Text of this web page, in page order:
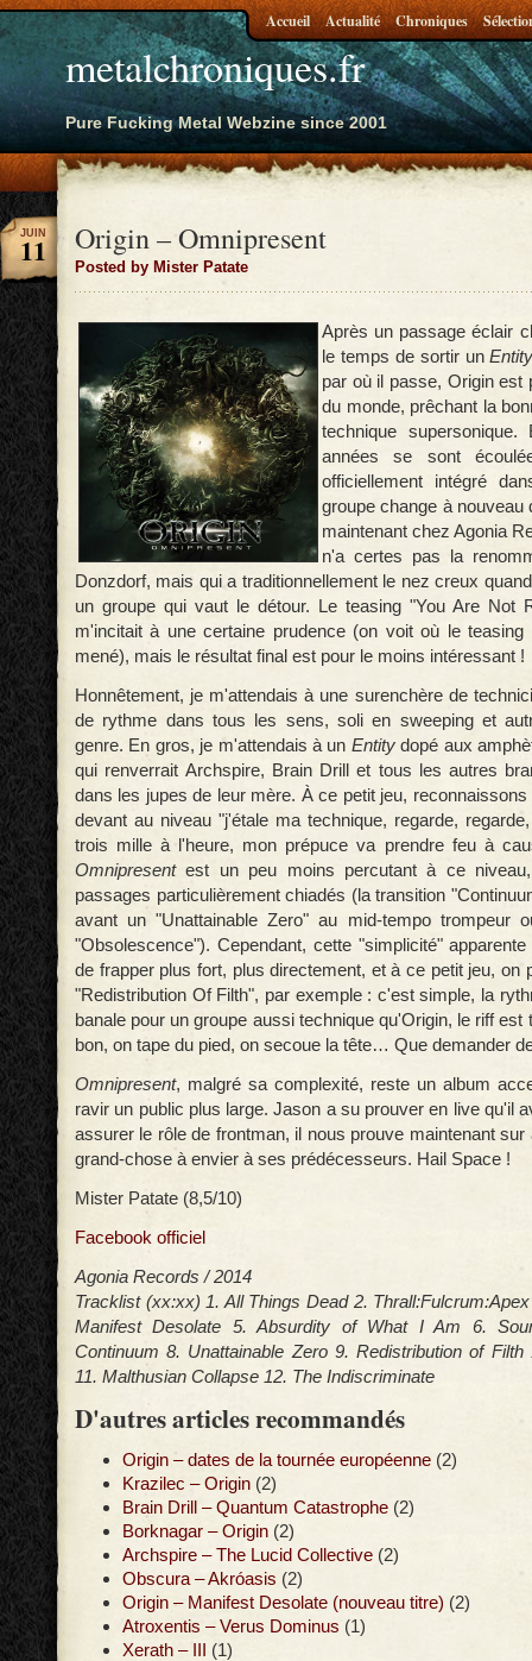
metalchroniques.fr
Pure Fucking Metal Webzine since 2001
Accueil Actualité Chroniques
Origin – Omnipresent
Posted by Mister Patate
JUIN
11
Après un passage éclair
le temps de sortir un
par où il passe, Origin est
du monde, prêchant la
technique supersonique.
années se sont
officiellement intégré
groupe change à nouveau
maintenant chez Agonia
n'a certes pas la
Donzdorf, mais qui a traditionnellement le nez creux
un groupe qui vaut le détour. Le teasing "You Are Not
m'incitait à une certaine prudence (on voit où le
mené), mais le résultat final est pour le moins intéressant !
Honnêtement, je m'attendais à une surenchère de
de rythme dans tous les sens, soli en sweeping et
genre. En gros, je m'attendais à un Entitydopé aux
qui renverrait Archspire, Brain Drill et tous les autres
dans les jupes de leur mère. À ce petit jeu,
devant au niveau "j'étale ma technique, regarde,
trois mille à l'heure, mon prépuce va prendre feu à
Omnipresentest un peu moins percutant à ce
passages particulièrement chiadés (la transition
avant un "Unattainable Zero" au mid-tempo trompeur
"Obsolescence"). Cependant, cette "simplicité"
de frapper plus fort, plus directement, et à ce petit jeu, on
"Redistribution Of Filth", par exemple : c'est simple, la
banale pour un groupe aussi technique qu'Origin, le riff
bon, on tape du pied, on secoue la tête… Que demander
Omnipresent, malgré sa complexité, reste un album
ravir un public plus large. Jason a su prouver en live qu'il
assurer le rôle de frontman, il nous prouve maintenant sur
grand-chose à envier à ses prédécesseurs. Hail Space !
Mister Patate (8,5/10)
Facebook officiel
Agonia Records / 2014
Tracklist (xx:xx) 1. All Things Dead 2.
Manifest Desolate 5. Absurdity of What I Am 6.
Continuum 8. Unattainable Zero 9. Redistribution of Filth
11. Malthusian Collapse 12. The Indiscriminate
D'autres articles recommandés
Origin – dates de la tournée européenne (2)
Krazilec – Origin (2)
Brain Drill – Quantum Catastrophe (2)
Borknagar – Origin (2)
Archspire – The Lucid Collective (2)
Obscura – Akróasis (2)
Origin – Manifest Desolate (nouveau titre) (2)
Atroxentis – Verus Dominus (1)
Xerath – III (1)